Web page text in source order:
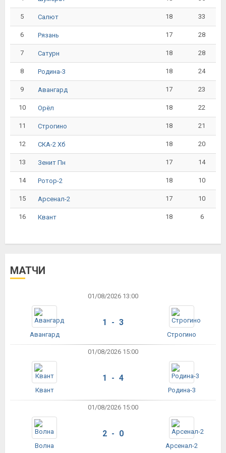
5 Салют 18 33
6 Рязань 17 28
7 Сатурн 18 28
8 Родина-3 18 24
9 Авангард 17 23
10 Орёл 18 22
11 Строгино 18 21
12 СКА-2 Хб 18 20
13 Зенит Пн 17 14
14 Ротор-2 18 10
15 Арсенал-2 17 10
16 Квант 18 6
МАТЧИ
01/08/2026 13:00
Авангард
1 - 3
Строгино
01/08/2026 15:00
Квант
1 - 4
Родина-3
01/08/2026 15:00
Волна
2 - 0
Арсенал-2